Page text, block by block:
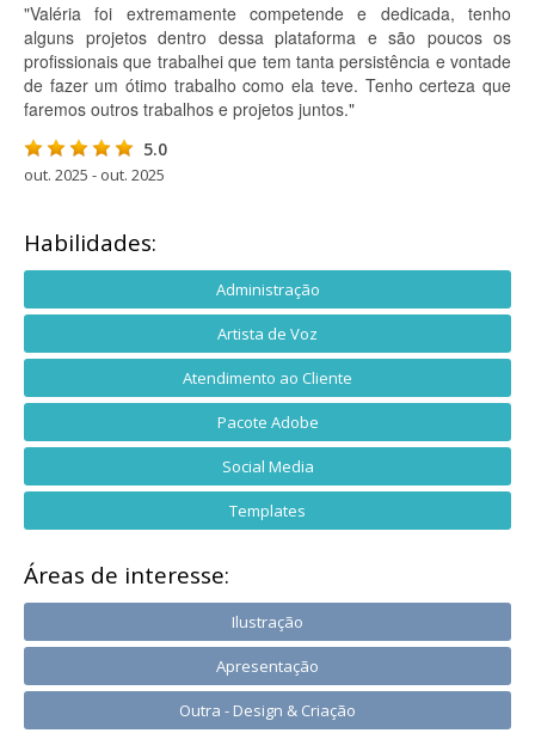
"Valéria foi extremamente competende e dedicada, tenho
alguns projetos dentro dessa plataforma e são poucos os
profissionais que trabalhei que tem tanta persistência e vontade
de fazer um ótimo trabalho como ela teve. Tenho certeza que
faremos outros trabalhos e projetos juntos."
5.0
out. 2025 - out. 2025
Habilidades:
Administração
Artista de Voz
Atendimento ao Cliente
Pacote Adobe
Social Media
Templates
Áreas de interesse:
Ilustração
Apresentação
Outra - Design & Criação